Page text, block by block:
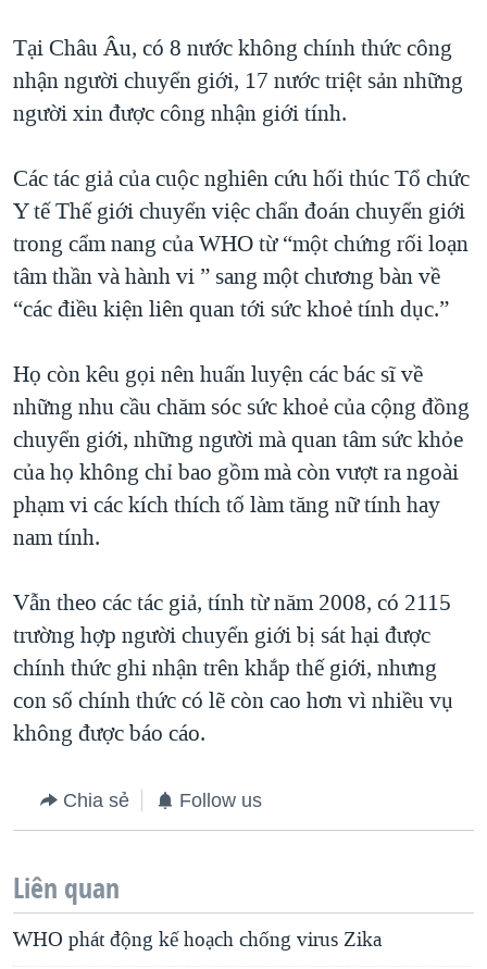
Tại Châu Âu, có 8 nước không chính thức công
nhận người chuyển giới, 17 nước triệt sản những
người xin được công nhận giới tính.
Các tác giả của cuộc nghiên cứu hối thúc Tổ chức
Y tế Thế giới chuyển việc chẩn đoán chuyển giới
trong cẩm nang của WHO từ “một chứng rối loạn
tâm thần và hành vi ” sang một chương bàn về
“các điều kiện liên quan tới sức khoẻ tính dục.”
Họ còn kêu gọi nên huấn luyện các bác sĩ về
những nhu cầu chăm sóc sức khoẻ của cộng đồng
chuyển giới, những người mà quan tâm sức khỏe
của họ không chỉ bao gồm mà còn vượt ra ngoài
phạm vi các kích thích tố làm tăng nữ tính hay
nam tính.
Vẫn theo các tác giả, tính từ năm 2008, có 2115
trường hợp người chuyển giới bị sát hại được
chính thức ghi nhận trên khắp thế giới, nhưng
con số chính thức có lẽ còn cao hơn vì nhiều vụ
không được báo cáo.
Chia sẻ Follow us
Liên quan
WHO phát động kế hoạch chống virus Zika